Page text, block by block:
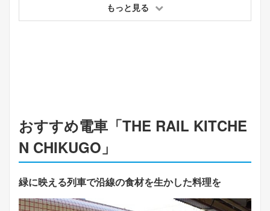
もっと見る
おすすめ電車「THE RAIL KITCHE
N CHIKUGO」
緑に映える列車で沿線の食材を生かした料理を